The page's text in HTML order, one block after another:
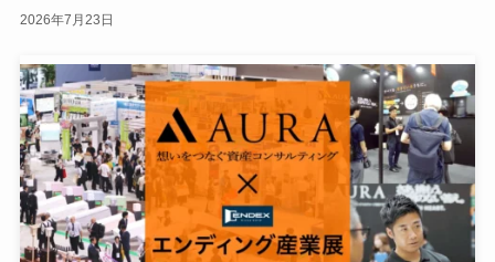
2026年7月23日